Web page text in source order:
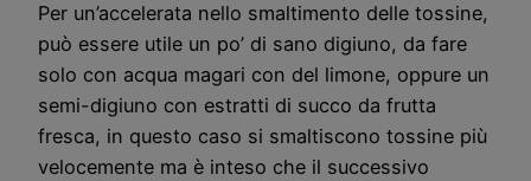
Per un’accelerata nello smaltimento delle tossine,
può essere utile un po’ di sano digiuno, da fare
solo con acqua magari con del limone, oppure un
semi-digiuno con estratti di succo da frutta
fresca, in questo caso si smaltiscono tossine più
velocemente ma è inteso che il successivo